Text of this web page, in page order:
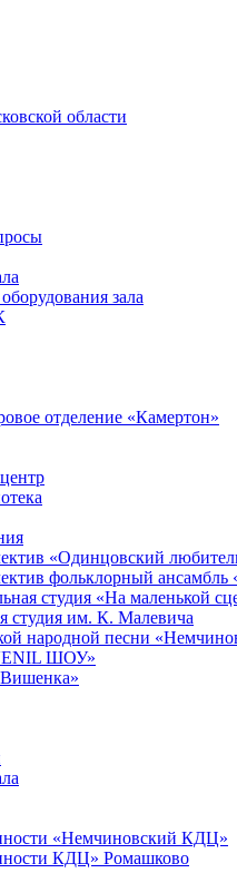
области
зала
отделение «Камертон»
«Одинцовский
фольклорный ансамбль
студия «На маленькой
студия им. К. Малевича
народной песни
ШОУ»
«Немчиновский КДЦ»
КДЦ» Ромашково